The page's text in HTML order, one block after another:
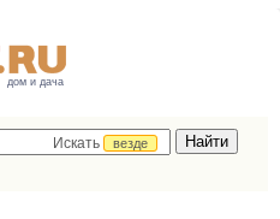
дом и дача
Искать
везде